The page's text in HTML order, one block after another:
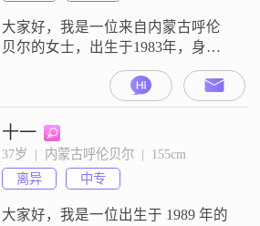
大家好，我是一位来自内蒙古呼伦
贝尔的女士，出生于1983年，身高
158cm##3002##我在当地有着一份稳
定的工作，月收入在3001到5000元
之间##3002##我拥有大专学历，在
学习和工作中积累了不少经验
##3002##性格方面，我是一个开朗
爱笑的人，总是能给周围的人带来
快乐和正能量##3002##我很善解人
意，
十一
37岁  |  内蒙古呼伦贝尔  |  155cm
离异
中专
大家好，我是一位出生于 1989 年的